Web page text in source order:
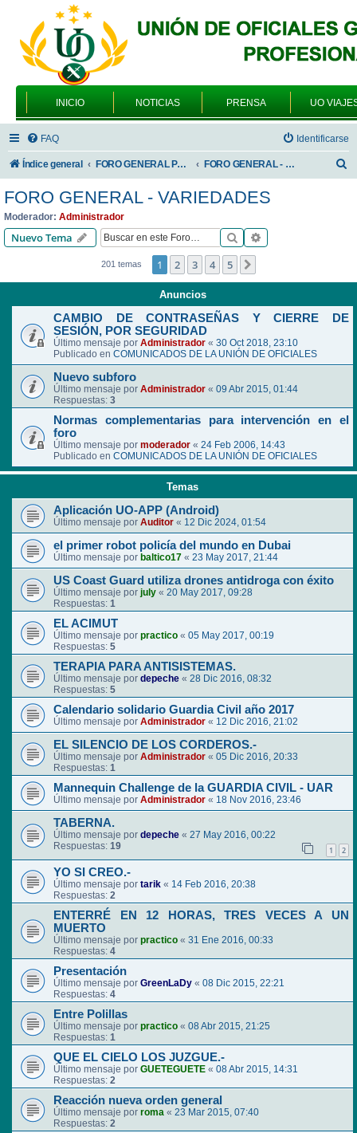
INICIO NOTICIAS PRENSA UO
FAQ Identificarse
Índice general FORO GENERAL PARA TODOS LOS USUARIOS FORO GENERAL - VARIEDADES
FORO GENERAL - VARIEDADES
Moderador: Administrador
Nuevo Tema Buscar
201 temas 1 2 3 4 5
Anuncios
CAMBIO DE CONTRASEÑAS Y CIERRE DE
SESIÓN, POR SEGURIDAD
Último mensaje por Administrador « 30 Oct 2018, 23:10
Publicado en COMUNICADOS DE LA UNIÓN DE OFICIALES
Nuevo subforo
Último mensaje por Administrador « 09 Abr 2015, 01:44
Respuestas: 3
Normas complementarias para intervención en el
foro
Último mensaje por moderador « 24 Feb 2006, 14:43
Publicado en COMUNICADOS DE LA UNIÓN DE OFICIALES
Temas
Aplicación UO-APP (Android)
Último mensaje por Auditor « 12 Dic 2024, 01:54
el primer robot policía del mundo en Dubai
Último mensaje por baltico17 « 23 May 2017, 21:44
US Coast Guard utiliza drones antidroga con éxito
Último mensaje por july « 20 May 2017, 09:28
Respuestas: 1
EL ACIMUT
Último mensaje por practico « 05 May 2017, 00:19
Respuestas: 5
TERAPIA PARA ANTISISTEMAS.
Último mensaje por depeche « 28 Dic 2016, 08:32
Respuestas: 5
Calendario solidario Guardia Civil año 2017
Último mensaje por Administrador « 12 Dic 2016, 21:02
EL SILENCIO DE LOS CORDEROS.-
Último mensaje por Administrador « 05 Dic 2016, 20:33
Respuestas: 1
Mannequin Challenge de la GUARDIA CIVIL - UAR
Último mensaje por Administrador « 18 Nov 2016, 23:46
TABERNA.
Último mensaje por depeche « 27 May 2016, 00:22
Respuestas: 19 1 2
YO SI CREO.-
Último mensaje por tarik « 14 Feb 2016, 20:38
Respuestas: 2
ENTERRÉ EN 12 HORAS, TRES VECES A UN
MUERTO
Último mensaje por practico « 31 Ene 2016, 00:33
Respuestas: 4
Presentación
Último mensaje por GreenLaDy « 08 Dic 2015, 22:21
Respuestas: 4
Entre Polillas
Último mensaje por practico « 08 Abr 2015, 21:25
Respuestas: 1
QUE EL CIELO LOS JUZGUE.-
Último mensaje por GUETEGUETE « 08 Abr 2015, 14:31
Respuestas: 2
Reacción nueva orden general
Último mensaje por roma « 23 Mar 2015, 07:40
Respuestas: 2